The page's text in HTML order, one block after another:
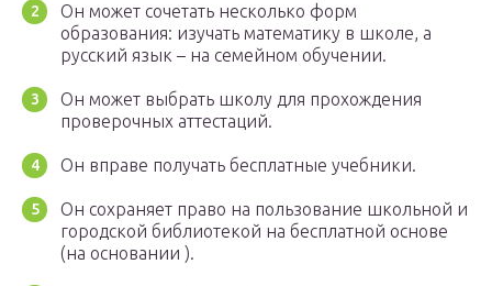
Он может сочетать несколько форм
образования: изучать математику в школе, а
русский язык – на семейном обучении.
Он может выбрать школу для прохождения
проверочных аттестаций.
Он вправе получать бесплатные учебники.
Он сохраняет право на пользование школьной и
городской библиотекой на бесплатной основе
(на основании ).